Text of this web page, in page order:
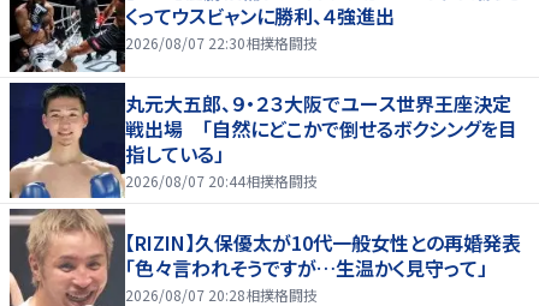
くってウスビャンに勝利、４強進出
2026/08/07 22:30相撲格闘技
丸元大五郎、９・２３大阪でユース世界王座決定
戦出場 「自然にどこかで倒せるボクシングを目
指している」
2026/08/07 20:44相撲格闘技
【RIZIN】久保優太が10代一般女性との再婚発表
「色々言われそうですが…生温かく見守って」
2026/08/07 20:28相撲格闘技